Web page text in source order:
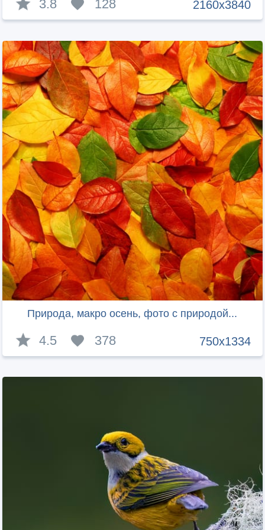
2160x3840
3.8 128
Природа, макро осень, фото с природой...
750x1334
4.5 378